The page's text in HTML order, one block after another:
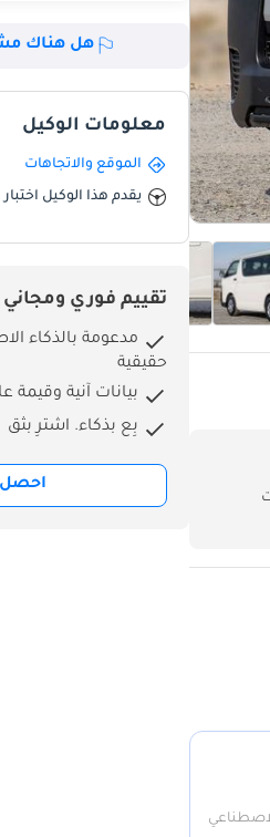
هل هناك
معلومات الوكيل
الموقع والاتجاهات
يقدم هذا الوكيل
تقييم فوري ومجاني
مدعومة بالذكاء
حقيقية
بيانات آنية وقيمة
بِع بذكاء. اشترِ بثق
احصل